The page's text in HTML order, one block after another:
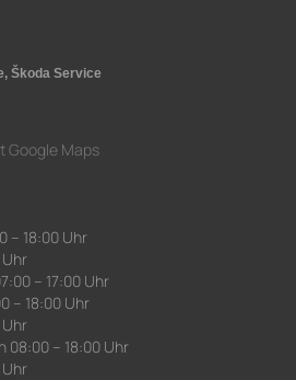
Škoda Service
Google Maps
– 18:00 Uhr
– 17:00 Uhr
– 18:00 Uhr
08:00 – 18:00 Uhr